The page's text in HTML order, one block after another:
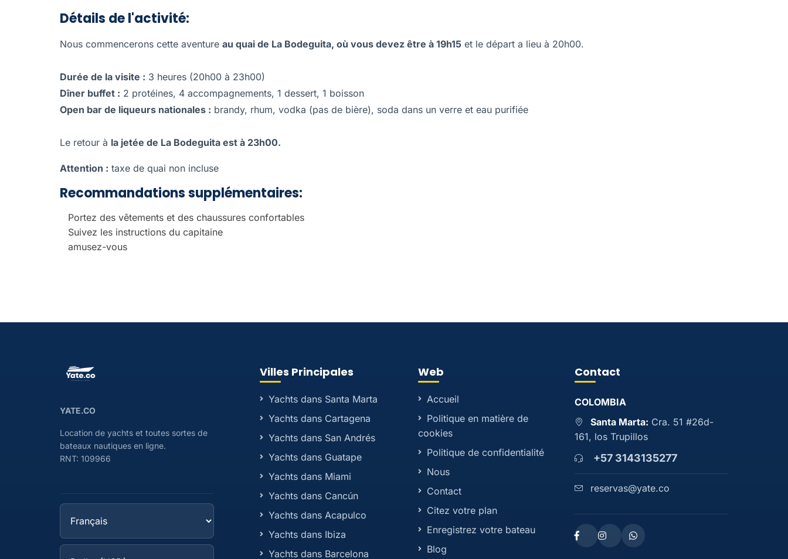
Détails de l'activité:
Nous commencerons cette aventure au quai de La Bodeguita, où vous devez être à 19h15 et le départ a lieu à 20h00.
Durée de la visite : 3 heures (20h00 à 23h00)
Dîner buffet : 2 protéines, 4 accompagnements, 1 dessert, 1 boisson
Open bar de liqueurs nationales : brandy, rhum, vodka (pas de bière), soda dans un verre et eau purifiée
Le retour à la jetée de La Bodeguita est à 23h00.
Attention : taxe de quai non incluse
Recommandations supplémentaires:
Portez des vêtements et des chaussures confortables
Suivez les instructions du capitaine
amusez-vous
YATE.CO
Location de yachts et toutes sortes de
bateaux nautiques en ligne.
RNT: 109966
Villes Principales
Yachts dans Santa Marta
Yachts dans Cartagena
Yachts dans San Andrés
Yachts dans Guatape
Yachts dans Miami
Yachts dans Cancún
Yachts dans Acapulco
Yachts dans Ibiza
Yachts dans Barcelona
Web
Accueil
Politique en matière de
cookies
Politique de confidentialité
Nous
Contact
Citez votre plan
Enregistrez votre bateau
Blog
Contact
COLOMBIA
Santa Marta: Cra. 51 #26d-
161, los Trupillos
+57 3143135277
reservas@yate.co